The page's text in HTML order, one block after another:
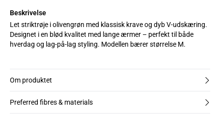
Beskrivelse
Let striktrøje i olivengrøn med klassisk krave og dyb V-udskæring.
Designet i en blød kvalitet med lange ærmer – perfekt til både
hverdag og lag-på-lag styling. Modellen bærer størrelse M.
Om produktet
Preferred fibres & materials